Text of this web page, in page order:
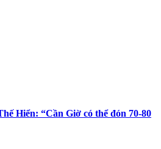
Hiển: “Cần Giờ có thể đón 70-80